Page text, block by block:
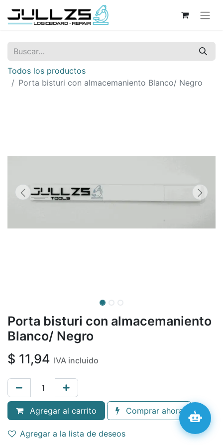
Todos los productos
Porta bisturi con almacemaniento Blanco/ Negro
Porta bisturi con almacemaniento
Blanco/ Negro
$ 11,94 IVA incluido
Agregar al carrito Comprar ahora
Agregar a la lista de deseos